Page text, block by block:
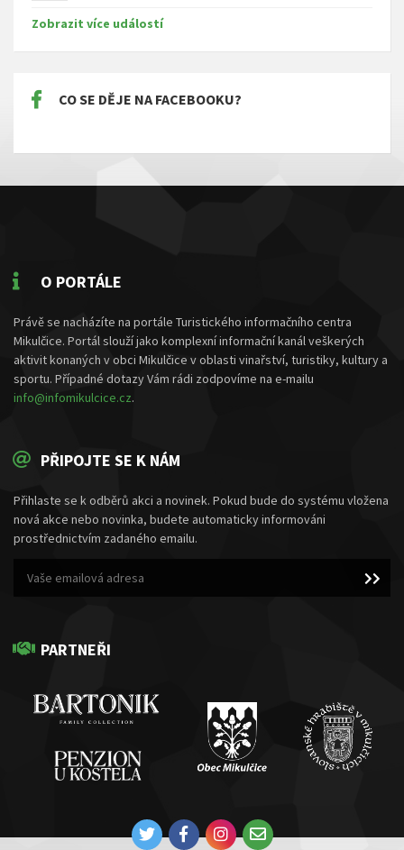
Zobrazit více událostí
CO SE DĚJE NA FACEBOOKU?
O PORTÁLE
Právě se nacházíte na portále Turistického informačního centra
Mikulčice. Portál slouží jako komplexní informační kanál veškerých
aktivit konaných v obci Mikulčice v oblasti vinařství, turistiky, kultury a
sportu. Případné dotazy Vám rádi zodpovíme na e-mailu
info@infomikulcice.cz.
PŘIPOJTE SE K NÁM
Přihlaste se k odběrů akci a novinek. Pokud bude do systému vložena
nová akce nebo novinka, budete automaticky informováni
prostřednictvím zadaného emailu.
PARTNEŘI